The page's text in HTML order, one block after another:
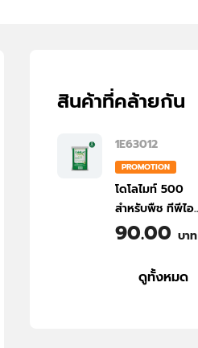
สินค้าที่คล้ายกัน
1E63012
PROMOTION
โดโลไมท์ 500
สำหรับพืช ทีพีไอ
ขนาด 5 กก. | TPI
For Plant 5 kg
90.00 บาท
ดูทั้งหมด